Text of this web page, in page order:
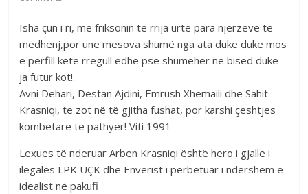
Isha çun i ri, më friksonin te rrija urtë para njerzëve të
mëdhenj,por une mesova shumë nga ata duke duke mos
e perfill kete rregull edhe pse shumëher ne bised duke
ja futur kot!.
Avni Dehari, Destan Ajdini, Emrush Xhemaili dhe Sahit
Krasniqi, te zot në të gjitha fushat, por karshi çeshtjes
kombetare te pathyer! Viti 1991
Lexues të nderuar Arben Krasniqi është hero i gjallë i
ilegales LPK UÇK dhe Enverist i përbetuar i ndershem e
idealist në pakufi